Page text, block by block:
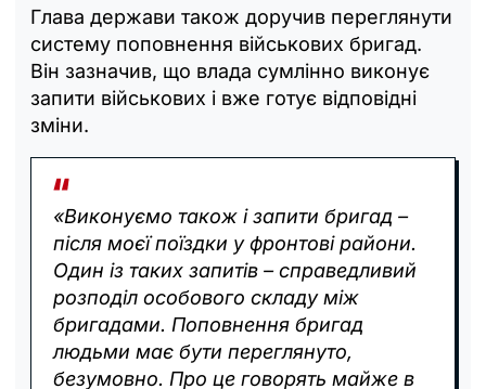
Глава держави також доручив переглянути
систему поповнення військових бригад.
Він зазначив, що влада сумлінно виконує
запити військових і вже готує відповідні
зміни.
«Виконуємо також і запити бригад –
після моєї поїздки у фронтові райони.
Один із таких запитів – справедливий
розподіл особового складу між
бригадами. Поповнення бригад
людьми має бути переглянуто,
безумовно. Про це говорять майже в